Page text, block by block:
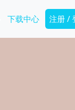
下载中心 注册 /